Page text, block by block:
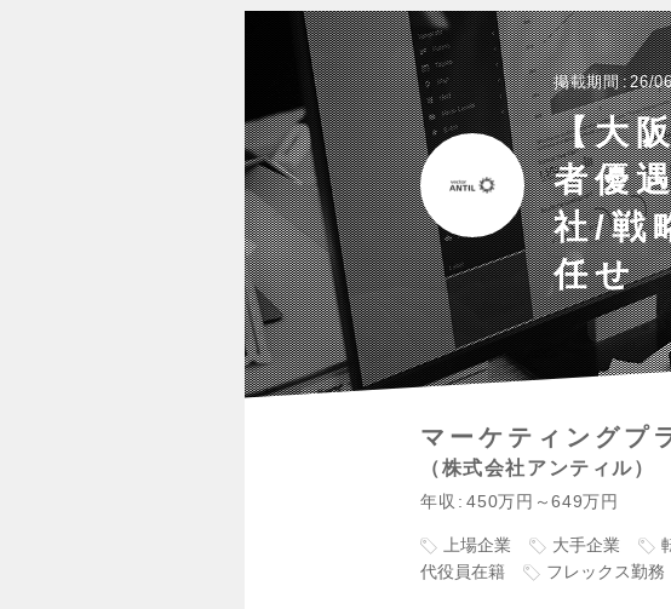
掲載期間 26/
【大
者優
社/戦
任せ
マーケティングプ
株式会社アンティル
年収 450万円～649万円
上場企業 大手企業
代役員在籍
フレックス勤務